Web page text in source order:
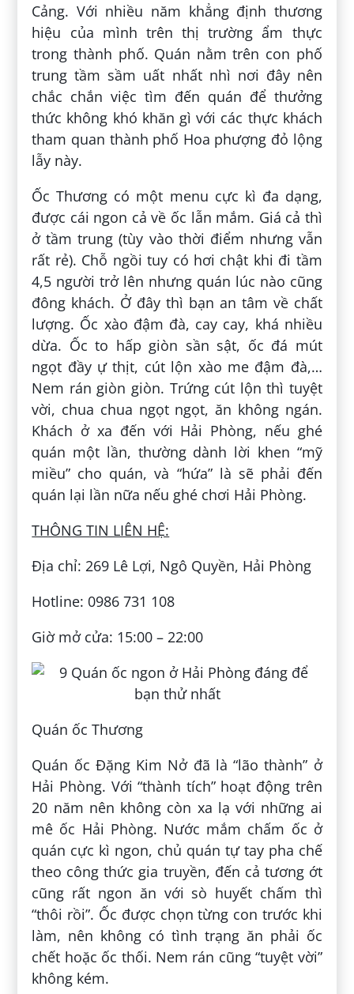
Cảng. Với nhiều năm khẳng định thương
hiệu của mình trên thị trường ẩm thực
trong thành phố. Quán nằm trên con phố
trung tầm sầm uất nhất nhì nơi đây nên
chắc chắn việc tìm đến quán để thưởng
thức không khó khăn gì với các thực khách
tham quan thành phố Hoa phượng đỏ lộng
lẫy này.
Ốc Thương có một menu cực kì đa dạng,
được cái ngon cả về ốc lẫn mắm. Giá cả thì
ở tầm trung (tùy vào thời điểm nhưng vẫn
rất rẻ). Chỗ ngồi tuy có hơi chật khi đi tầm
4,5 người trở lên nhưng quán lúc nào cũng
đông khách. Ở đây thì bạn an tâm về chất
lượng. Ốc xào đậm đà, cay cay, khá nhiều
dừa. Ốc to hấp giòn sần sật, ốc đá mút
ngọt đầy ự thịt, cút lộn xào me đậm đà,…
Nem rán giòn giòn. Trứng cút lộn thì tuyệt
vời, chua chua ngọt ngọt, ăn không ngán.
Khách ở xa đến với Hải Phòng, nếu ghé
quán một lần, thường dành lời khen “mỹ
miều” cho quán, và “hứa” là sẽ phải đến
quán lại lần nữa nếu ghé chơi Hải Phòng.
THÔNG TIN LIÊN HỆ:
Địa chỉ: 269 Lê Lợi, Ngô Quyền, Hải Phòng
Hotline: 0986 731 108
Giờ mở cửa: 15:00 – 22:00
Quán ốc Thương
Quán ốc Đặng Kim Nở đã là “lão thành” ở
Hải Phòng. Với “thành tích” hoạt động trên
20 năm nên không còn xa lạ với những ai
mê ốc Hải Phòng. Nước mắm chấm ốc ở
quán cực kì ngon, chủ quán tự tay pha chế
theo công thức gia truyền, đến cả tương ớt
cũng rất ngon ăn với sò huyết chấm thì
“thôi rồi”. Ốc được chọn từng con trước khi
làm, nên không có tình trạng ăn phải ốc
chết hoặc ốc thối. Nem rán cũng “tuyệt vời”
không kém.